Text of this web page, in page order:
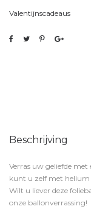
Valentijnscadeaus
Beschrijving
Verras uw geliefde met
kunt u zelf met
Wilt u liever deze
onze ballonverrassing!